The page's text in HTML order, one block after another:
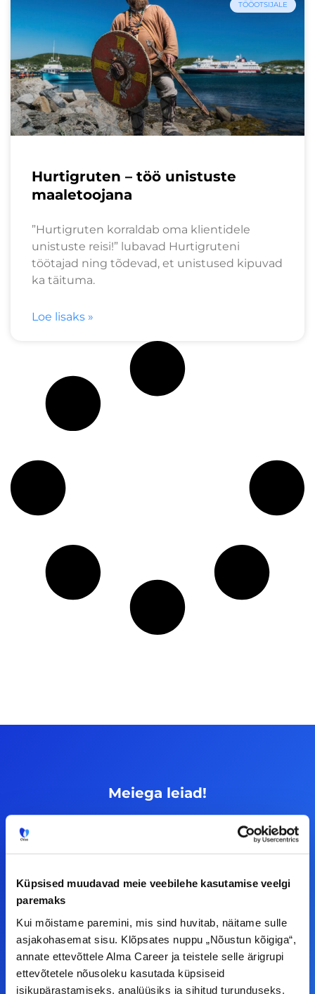
Küpsised muudavad meie veebilehe kasutamise veelgi
paremaks
Kui mõistame paremini, mis sind huvitab, näitame sulle
asjakohasemat sisu. Klõpsates nuppu „Nõustun kõigiga“,
annate ettevõttele Alma Career ja teistele selle ärigrupi
ettevõtetele nõusoleku kasutada küpsiseid
isikupärastamiseks, analüüsiks ja sihitud turunduseks.
TÖÖOTSIJALE
Hurtigruten – töö unistuste
maaletoojana
”Hurtigruten korraldab oma klientidele
unistuste reisi!” lubavad Hurtigruteni
töötajad ning tõdevad, et unistused kipuvad
ka täituma.
Loe lisaks »
Meiega leiad!
Tööelublogi.ee lehelt leiad kõik vajaliku, et olla
kursis tööturu uudistega. Kui sul on
teha koostööd, siis võta meiega julgelt ühendust.
F
a
c
I
n
s
L
i
n
Y
o
u
© Alma Career Estonia OÜ